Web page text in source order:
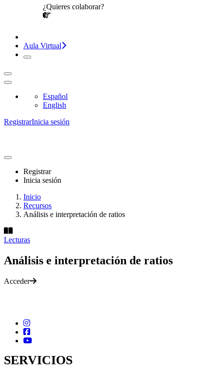
¿Quieres colaborar?
Aula Virtual
Español
English
RegistrarInicia sesión
Registrar
Inicia sesión
Inicio
Recursos
Análisis e interpretación de ratios
Lecturas
Análisis e interpretación de ratios
Acceder
SERVICIOS